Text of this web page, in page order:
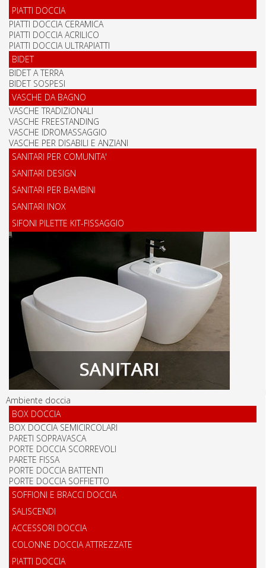
PIATTI DOCCIA
PIATTI DOCCIA CERAMICA
PIATTI DOCCIA ACRILICO
PIATTI DOCCIA ULTRAPIATTI
BIDET
BIDET A TERRA
BIDET SOSPESI
VASCHE DA BAGNO
VASCHE TRADIZIONALI
VASCHE FREESTANDING
VASCHE IDROMASSAGGIO
VASCHE PER DISABILI E ANZIANI
SANITARI PER COMUNITA'
SANITARI DESIGN
SANITARI PER BAMBINI
SANITARI INOX
SIFONI PILETTE KIT-FISSAGGIO
Ambiente doccia
BOX DOCCIA
BOX DOCCIA SEMICIRCOLARI
PARETI SOPRAVASCA
PORTE DOCCIA SCORREVOLI
PARETE FISSA
PORTE DOCCIA BATTENTI
PORTE DOCCIA SOFFIETTO
SOFFIONI E BRACCI DOCCIA
SALISCENDI
ACCESSORI DOCCIA
COLONNE DOCCIA ATTREZZATE
PIATTI DOCCIA